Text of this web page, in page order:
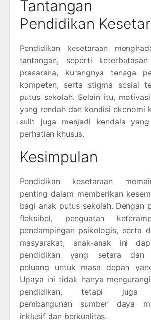
Tantangan
Pendidikan
Pendidikan kesetaraan
tantangan, seperti
prasarana, kurangnya tenaga
kompeten, serta stigma sosial
putus sekolah. Selain itu,
yang rendah dan kondisi ekonomi
sulit juga menjadi kendala yang
perhatian khusus.
Kesimpulan
Pendidikan kesetaraan
penting dalam memberikan
bagi anak putus sekolah. Dengan
fleksibel, penguatan
pendampingan psikologis, serta
masyarakat, anak-anak ini
pendidikan yang setara dan
peluang untuk masa depan
Upaya ini tidak hanya
pendidikan, tetapi juga
pembangunan sumber daya
inklusif dan berkualitas.